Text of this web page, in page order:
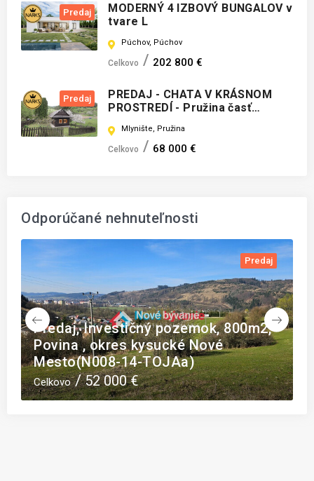
Predaj
MODERNÝ 4 IZBOVÝ BUNGALOV v
tvare L
Púchov, Púchov
Celkovo 202 800 €
Predaj
PREDAJ - CHATA V KRÁSNOM
PROSTREDÍ - Pružina časť
Mlynište, Pružina
Celkovo 68 000 €
Odporúčané nehnuteľnosti
Predaj
Predaj, Investičný pozemok, 800m2,
Povina , okres kysucké Nové
Mesto(N008-14-TOJAa)
Celkovo 52 000 €